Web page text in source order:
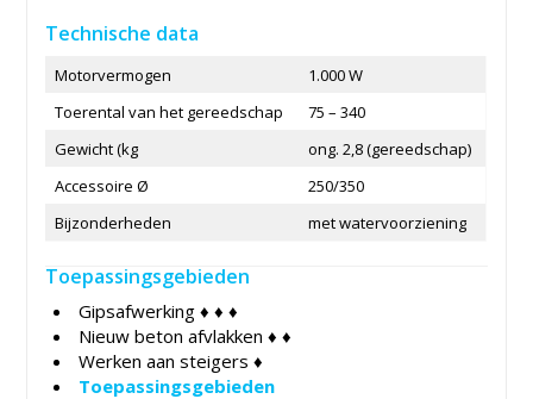
Technische data
Motorvermogen
1.000 W
Toerental van het gereedschap
75 – 340
Gewicht (kg
ong. 2,8 (gereedschap)
Accessoire Ø
250/350
Bijzonderheden
met watervoorziening
Toepassingsgebieden
Gipsafwerking ♦ ♦ ♦
Nieuw beton afvlakken ♦ ♦
Werken aan steigers ♦
Toepassingsgebieden